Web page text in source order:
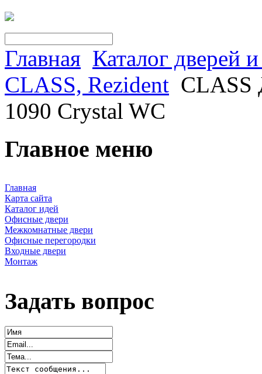
Главная Каталог дверей
CLASS, Rezident CLASS
1090 Crystal WC
Главное меню
Главная
Карта сайта
Каталог идей
Офисные двери
Межкомнатные двери
Офисные перегородки
Входные двери
Монтаж
Задать вопрос